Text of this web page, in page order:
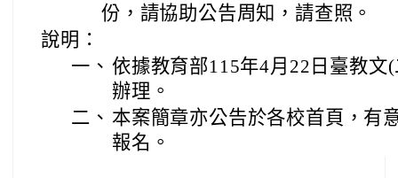
份，請協助公告周知，請查照。
說明：
一、 依據教育部115年4月22日臺教文
辦理。
二、 本案簡章亦公告於各校首頁，有
報名。